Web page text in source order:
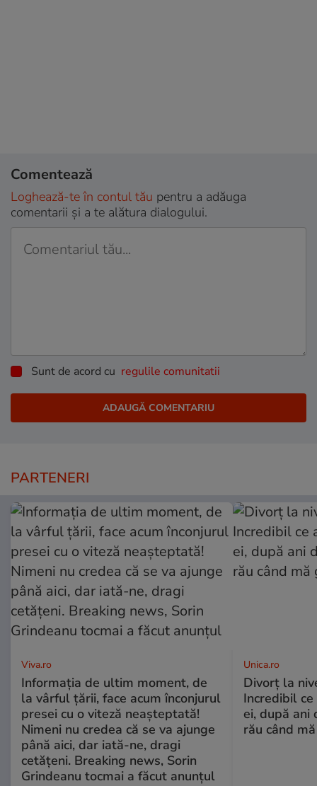
Comentează
Loghează-te în contul tău pentru a adăuga
comentarii și a te alătura dialogului.
Sunt de acord cu regulile comunitatii
PARTENERI
Viva.ro
Informația de ultim moment, de
la vârful țării, face acum înconjurul
presei cu o viteză neașteptată!
Nimeni nu credea că se va ajunge
până aici, dar iată-ne, dragi
cetățeni. Breaking news, Sorin
Grindeanu tocmai a făcut anunțul
Unica.ro
Divorț la
Incredibil
ei, după ani
rău când